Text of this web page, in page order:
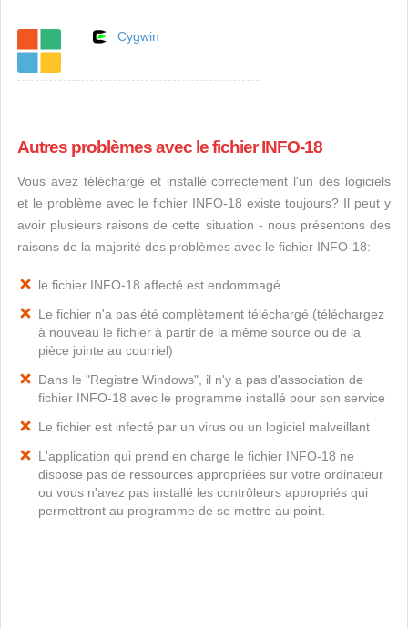
Cygwin
Autres problèmes avec le fichier INFO-18
Vous avez téléchargé et installé correctement l'un des logiciels
et le problème avec le fichier INFO-18 existe toujours? Il peut y
avoir plusieurs raisons de cette situation - nous présentons des
raisons de la majorité des problèmes avec le fichier INFO-18:
le fichier INFO-18 affecté est endommagé
Le fichier n'a pas été complètement téléchargé (téléchargez
à nouveau le fichier à partir de la même source ou de la
pièce jointe au courriel)
Dans le "Registre Windows", il n'y a pas d'association de
fichier INFO-18 avec le programme installé pour son service
Le fichier est infecté par un virus ou un logiciel malveillant
L'application qui prend en charge le fichier INFO-18 ne
dispose pas de ressources appropriées sur votre ordinateur
ou vous n'avez pas installé les contrôleurs appropriés qui
permettront au programme de se mettre au point.